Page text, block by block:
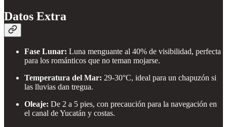
Datos Extra
Fase Lunar: Luna menguante al 40% de visibilidad, perfecta
para los románticos que no teman mojarse.
Temperatura del Mar: 29-30°C, ideal para un chapuzón si
las lluvias dan tregua.
Oleaje: De 2 a 5 pies, con precaución para la navegación en
el canal de Yucatán y costas.